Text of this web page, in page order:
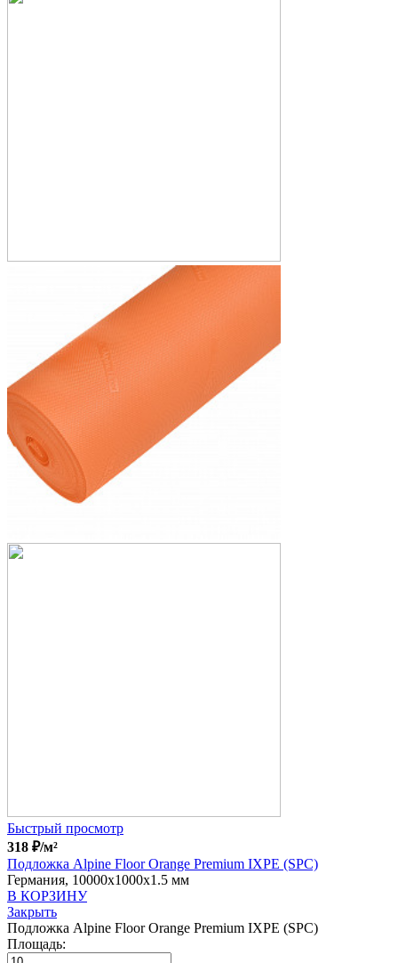
Быстрый просмотр
318 ₽/м²
Подложка Alpine Floor Orange Premium IXPE (SPC)
Германия, 10000x1000x1.5 мм
В КОРЗИНУ
Закрыть
Подложка Alpine Floor Orange Premium IXPE (SPC)
Площадь: